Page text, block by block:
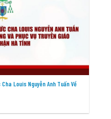
Louis Nguyễn Anh Tuấn Về